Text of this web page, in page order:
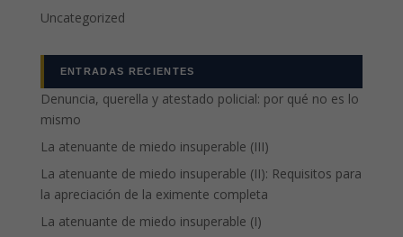
Uncategorized
ENTRADAS RECIENTES
Denuncia, querella y atestado policial: por qué no es lo
mismo
La atenuante de miedo insuperable (III)
La atenuante de miedo insuperable (II): Requisitos para
la apreciación de la eximente completa
La atenuante de miedo insuperable (I)